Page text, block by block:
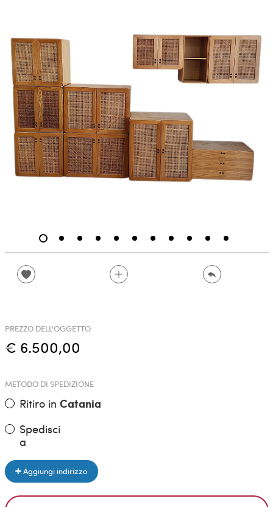
PREZZO DELL'OGGETTO
€ 6.500,00
METODO DI SPEDIZIONE
Ritiro in Catania
Spedisci
a
Aggiungi indirizzo